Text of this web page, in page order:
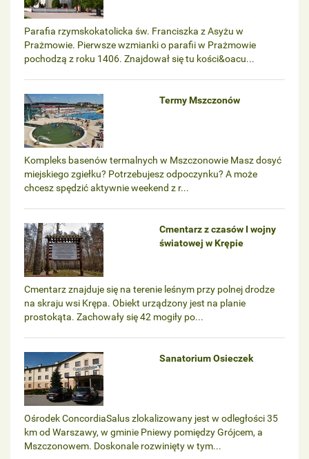
Parafia rzymskokatolicka św. Franciszka z Asyżu w
Prażmowie. Pierwsze wzmianki o parafii w Prażmowie
pochodzą z roku 1406. Znajdował się tu kości&oacu...
Termy Mszczonów
Kompleks basenów termalnych w Mszczonowie Masz dosyć
miejskiego zgiełku? Potrzebujesz odpoczynku? A może
chcesz spędzić aktywnie weekend z r...
Cmentarz z czasów I wojny
światowej w Krępie
Cmentarz znajduje się na terenie leśnym przy polnej drodze
na skraju wsi Krępa. Obiekt urządzony jest na planie
prostokąta. Zachowały się 42 mogiły po...
Sanatorium Osieczek
Ośrodek ConcordiaSalus zlokalizowany jest w odległości 35
km od Warszawy, w gminie Pniewy pomiędzy Grójcem, a
Mszczonowem. Doskonale rozwinięty w tym...